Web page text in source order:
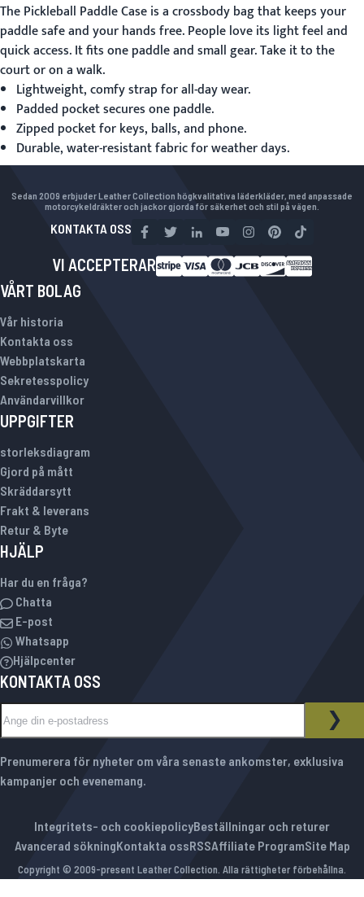
ThePickleball Paddle Caseis a crossbody bag that keeps your
paddle safe and your hands free. People love its light feel and
quick access. It fits one paddle and small gear. Take it to the
court or on a walk.
Lightweight, comfy strap for all-day wear.
Padded pocket secures one paddle.
Zipped pocket for keys, balls, and phone.
Durable, water-resistant fabric for weather days.
Sedan 2009 erbjuder Leather Collection högkvalitativa läderkläder, med anpassade
motorcykeldräkter och jackor gjorda för säkerhet och stil på vägen.
KONTAKTA OSS
VI ACCEPTERAR
VÅRT BOLAG
Vår historia
Kontakta oss
Webbplatskarta
Sekretesspolicy
Användarvillkor
UPPGIFTER
storleksdiagram
Gjord på mått
Skräddarsytt
Frakt & leverans
Retur & Byte
HJÄLP
Har du en fråga?
Chatta
E-post
Whatsapp
Hjälpcenter
KONTAKTA OSS
NYHETSBREV
Prenumerera för nyheter om våra senaste ankomster, exklusiva
kampanjer och evenemang.
Integritets- och cookiepolicyBeställningar och returer
Avancerad sökningKontakta ossRSSAffiliate ProgramSite Map
Copyright © 2009-present Leather Collection. Alla rättigheter förbehållna.